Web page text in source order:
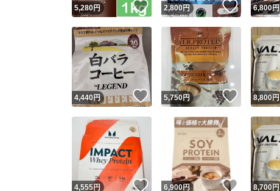
5,280円 いいね！
2,800円 いいね！
6,800円
4,440円 いいね！
5,750円 いいね！
8,800円
4,555円 いいね！
6,900円 いいね！
8,700円